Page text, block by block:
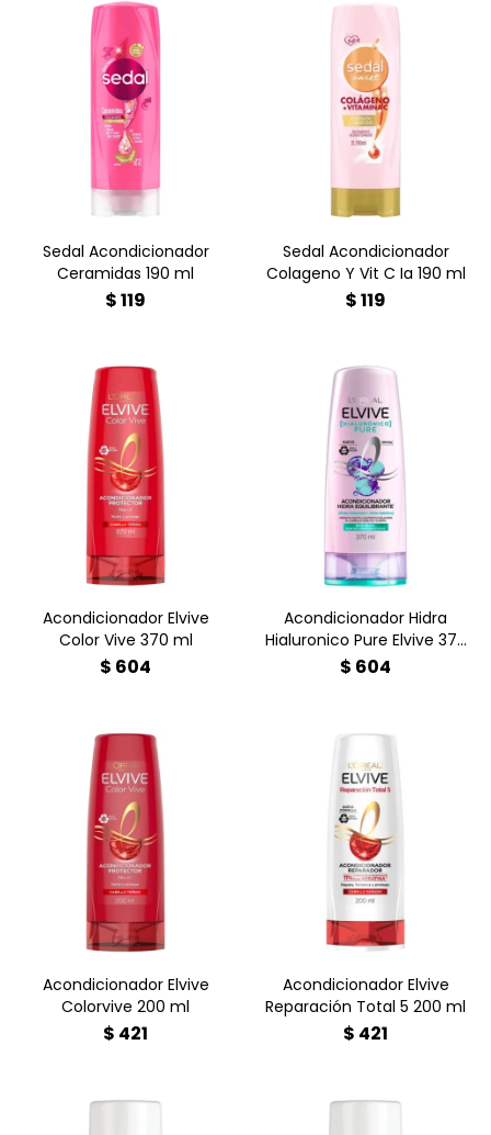
¿Pelo opaco y quebradizo?
Recupera el brillo perdido
con el Sedal
Acondicionador
Ceramidas 190 ml. Su
fórmula avanzada sella la
cutícula para un acabado
sedoso y resistente.
¡Cómpralo hoy en
cabello la fuerza que
Sedal Acondicionador
Ceramidas 190 ml
$119
¿Cabello opaco y sin vida?
Devuélvele la fuerza con
Sedal Colágeno y
Vitamina C (190 ml). El
"skincare" llega a tu pelo
para una regeneración
profunda y un brillo espejo
increíble. ¡Cómpralo hoy en
Farmacia Goes y luce una
melena radiante! ✨
Sedal Acondicionador
Colageno Y Vit C Ia 190 ml
$119
Acondicionador Elvive
Color Vive 370 ml
$ 604
Diseñado para equilibrar el
cuidado del cabello graso
con puntas
deshidratadas. Su fórmula
de doble acción combina
ácido salicílico y ácido
hialurónico para ofrecer
una limpieza profunda en
las raíces y una
hidratación intensa en las
puntas.
Acondicionador Hidra
Hialuronico Pure Elvive 370
ml
$ 604
Formulado para cuidar tu
cabello coloreado,
prolongando la intensidad
y la luminosidad de tu
tinte.
Acondicionador Elvive
Colorvive 200 ml
$ 421
podrás transformar tu
melena y devolverle toda
su fuerza y brillo
Acondicionador Elvive
Reparación Total 5 200 ml
$ 421